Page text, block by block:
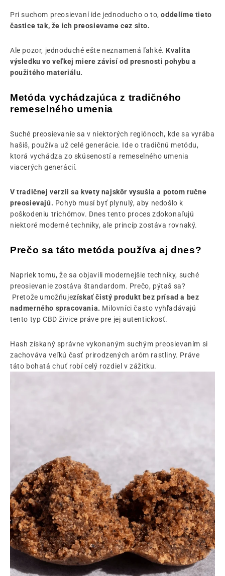
Pri suchom preosievaní ide jednoducho o to,oddelíme tieto
častice tak, že ich preosievame cez sito.
Ale pozor, jednoduché ešte neznamená ľahké. Kvalita
výsledku vo veľkej miere závisí od presnosti pohybu a
použitého materiálu.
Metóda vychádzajúca z tradičného
remeselného umenia
Suché preosievanie sa v niektorých regiónoch, kde sa vyrába
hašiš, používa už celé generácie. Ide o tradičnú metódu,
ktorá vychádza zo skúseností a remeselného umenia
viacerých generácií.
V tradičnej verzii sa kvety najskôr vysušia a potom ručne
preosievajú. Pohyb musí byť plynulý, aby nedošlo k
poškodeniu trichómov. Dnes tento proces zdokonaľujú
niektoré moderné techniky, ale princíp zostáva rovnaký.
Prečo sa táto metóda používa aj dnes?
Napriek tomu, že sa objavili modernejšie techniky, suché
preosievanie zostáva štandardom. Prečo, pýtaš sa?
Pretože umožňujezískať čistý produkt bez prísad a bez
nadmerného spracovania. Milovníci často vyhľadávajú
tento typ CBD živice práve pre jej autentickosť.
Hash získaný správne vykonaným suchým preosievaním si
zachováva veľkú časť prirodzených aróm rastliny. Práve
táto bohatá chuť robí celý rozdiel v zážitku.